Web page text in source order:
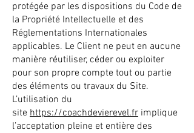
protégée par les dispositions du Code de
la Propriété Intellectuelle et des
Réglementations Internationales
applicables. Le Client ne peut en aucune
manière réutiliser, céder ou exploiter
pour son propre compte tout ou partie
des éléments ou travaux du Site.
L’utilisation du
site https://coachdevierevel.fr implique
l’acceptation pleine et entière des